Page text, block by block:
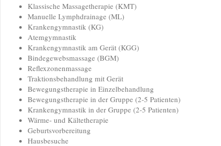
Klassische Massagetherapie (KMT)
Manuelle Lymphdrainage (ML)
Krankengymnastik (KG)
Atemgymnastik
Krankengymnastik am Gerät (KGG)
Bindegewebsmassage (BGM)
Reflexzonenmassage
Traktionsbehandlung mit Gerät
Bewegungstherapie in Einzelbehandlung
Bewegungstherapie in der Gruppe (2-5 Patienten)
Krankengymnastik in der Gruppe (2-5 Patienten)
Wärme- und Kältetherapie
Geburtsvorbereitung
Hausbesuche